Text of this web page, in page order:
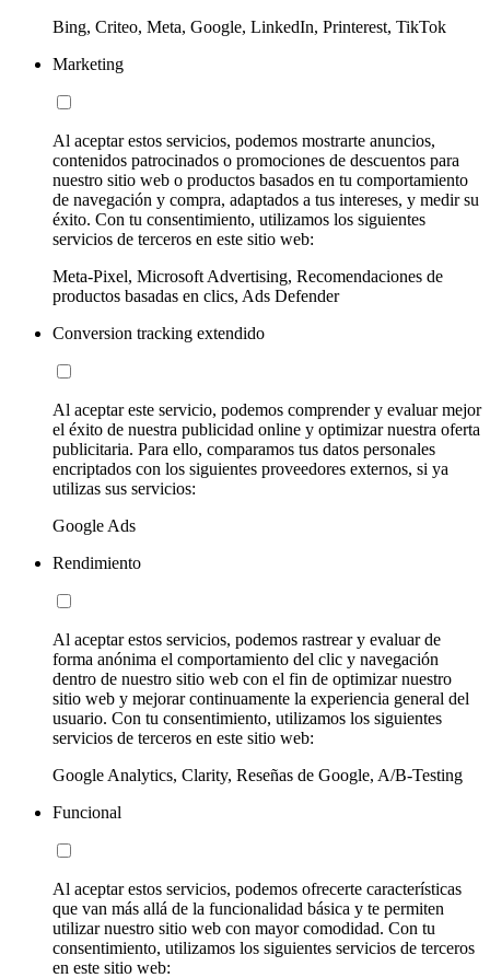
Bing, Criteo, Meta, Google, LinkedIn, Printerest, TikTok
Marketing
Al aceptar estos servicios, podemos mostrarte anuncios,
contenidos patrocinados o promociones de descuentos para
nuestro sitio web o productos basados en tu comportamiento
de navegación y compra, adaptados a tus intereses, y medir su
éxito. Con tu consentimiento, utilizamos los siguientes
servicios de terceros en este sitio web:
Meta-Pixel, Microsoft Advertising, Recomendaciones de
productos basadas en clics, Ads Defender
Conversion tracking extendido
Al aceptar este servicio, podemos comprender y evaluar mejor
el éxito de nuestra publicidad online y optimizar nuestra oferta
publicitaria. Para ello, comparamos tus datos personales
encriptados con los siguientes proveedores externos, si ya
utilizas sus servicios:
Google Ads
Rendimiento
Al aceptar estos servicios, podemos rastrear y evaluar de
forma anónima el comportamiento del clic y navegación
dentro de nuestro sitio web con el fin de optimizar nuestro
sitio web y mejorar continuamente la experiencia general del
usuario. Con tu consentimiento, utilizamos los siguientes
servicios de terceros en este sitio web:
Google Analytics, Clarity, Reseñas de Google, A/B-Testing
Funcional
Al aceptar estos servicios, podemos ofrecerte características
que van más allá de la funcionalidad básica y te permiten
utilizar nuestro sitio web con mayor comodidad. Con tu
consentimiento, utilizamos los siguientes servicios de terceros
en este sitio web: